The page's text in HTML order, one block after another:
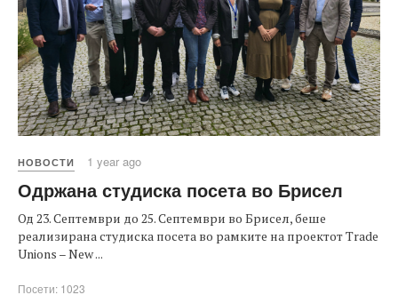
НОВОСТИ 1 year ago
Одржана студиска посета во Брисел
Од 23. Септември до 25. Септември во Брисел, беше
реализирана студиска посета во рамките на проектот Trade
Unions – New ...
Посети: 1023